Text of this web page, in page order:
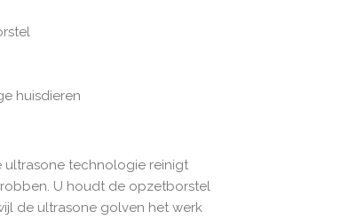
huisdieren
ultrasone technologie reinigt
U houdt de opzetborstel
de ultrasone golven het werk